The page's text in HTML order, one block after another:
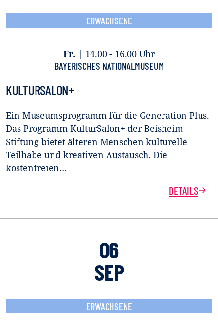
ERWACHSENE
Fr. | 14.00 - 16.00 Uhr
BAYERISCHES NATIONALMUSEUM
KULTURSALON+
Ein Museumsprogramm für die Generation Plus.
Das Programm KulturSalon+ der Beisheim
Stiftung bietet älteren Menschen kulturelle
Teilhabe und kreativen Austausch. Die
kostenfreien…
DETAILS
06
SEP
ERWACHSENE